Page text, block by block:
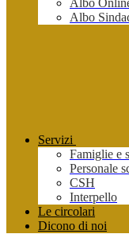
Albo
Albo
Servizi
Famiglie e
Personale
CSH
Interpello
Le circolari
Dicono di noi